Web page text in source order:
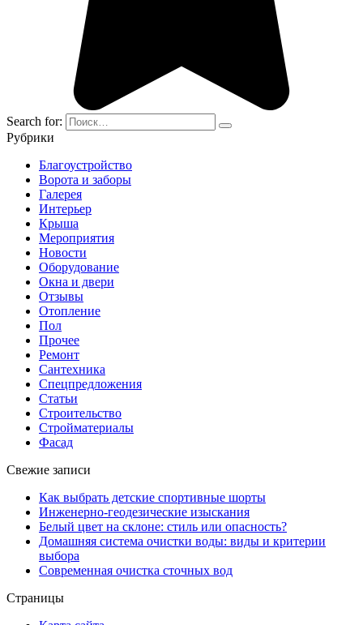
Search for:
Рубрики
Благоустройство
Ворота и заборы
Галерея
Интерьер
Крыша
Мероприятия
Новости
Оборудование
Окна и двери
Отзывы
Отопление
Пол
Прочее
Ремонт
Сантехника
Спецпредложения
Статьи
Строительство
Стройматериалы
Фасад
Свежие записи
Как выбрать детские спортивные шорты
Инженерно-геодезические изыскания
Белый цвет на склоне: стиль или опасность?
Домашняя система очистки воды: виды и критерии
выбора
Современная очистка сточных вод
Страницы